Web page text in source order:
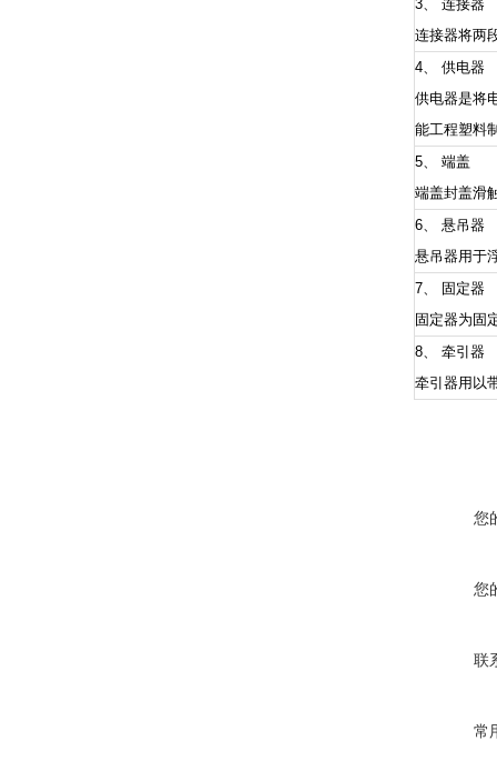
3、 连接器
连接器将两
4、 供电器
供电器是将
能工程塑料
5、 端盖
端盖封盖滑
6、 悬吊器
悬吊器用于
7、 固定器
固定器为固
8、 牵引器
牵引器用以
您
您
联
常